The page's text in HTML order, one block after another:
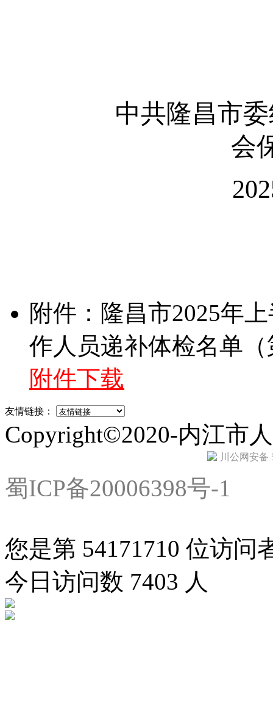
中共隆昌市
会
20
附件：隆昌市2025年
作人员递补体检名单
附件下载
友情链接：
Copyright©2020-内江市
川公网安备
蜀ICP备20006398号-1
您是第 54171710 位访问
今日访问数 7403 人